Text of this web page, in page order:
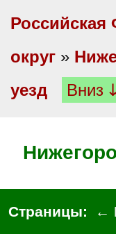
Российская
округ »
уезд
Вниз
Страницы: ←